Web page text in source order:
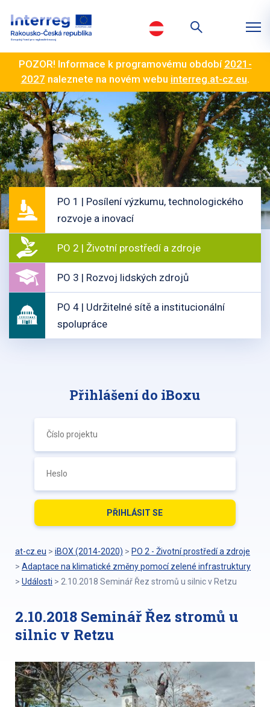
POZOR! Informace k programovému období 2021-
2027 naleznete na novém webu interreg.at-cz.eu.
PO 1 | Posílení výzkumu, technologického
rozvoje a inovací
PO 2 | Životní prostředí a zdroje
PO 3 | Rozvoj lidských zdrojů
PO 4 | Udržitelné sítě a institucionální
spolupráce
Přihlášení do iBoxu
at-cz.eu > iBOX (2014-2020) > PO 2 - Životní prostředí a zdroje
> Adaptace na klimatické změny pomocí zelené infrastruktury
> Události > 2.10.2018 Seminář Řez stromů u silnic v Retzu
2.10.2018 Seminář Řez stromů u
silnic v Retzu